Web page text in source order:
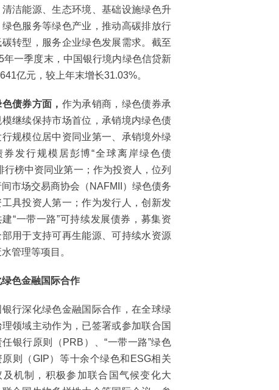
清洁能源、生态环境、基础设施绿色升
绿色服务等绿色产业，推动高碳排放行
碳转型，服务企业绿色发展需求。截至
年一季度末，中国银行境内绿色信贷新
亿元，较上年末增长31.03%。
债券方面， 作为承销商，绿色债券承
模继续保持市场首位，承销境内绿色债
行规模位居中资同业第一、承销境外绿
券发行规模居彭博“全球离岸绿色债
行榜中资同业第一；作为投资人，位列
市场交易商协会（NAFMII）绿色债务
工具投资人第一；作为发行人，创新发
建“一带一路”可持续发展债券，募集资
部用于支持可再生能源、可持续水资源
管理等项目。
色金融国际合作
银行深化绿色金融国际合作，在全球绿
理领域主动作为，已签署或参加联合国
任银行原则（PRB）、“一带一路”绿色
原则（GIP）等十余个绿色和ESG相关
及机制，积极参加联合国气候变化大